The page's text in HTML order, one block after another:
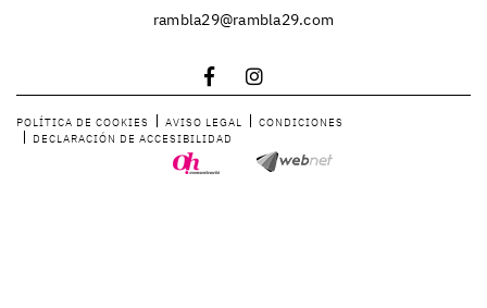
rambla29@rambla29.com
POLÍTICA DE COOKIES AVISO LEGAL
CONDICIONES
DECLARACIÓN DE ACCESIBILIDAD